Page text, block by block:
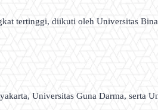
tertinggi, diikuti oleh Universitas
Universitas Guna Darma, serta